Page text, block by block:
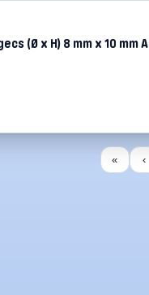
(Ø x H) 8 mm x 10 mm
« ‹